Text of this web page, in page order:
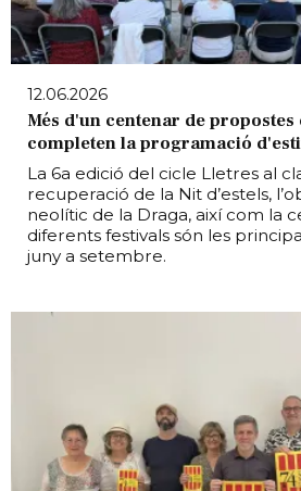
12.06.2026
Més d'un centenar de
completen la programació
La 6a edició del cicle Lletres al
recuperació de la Nit d’estels,
neolític de la Draga, així com la
diferents festivals són les
juny a setembre.